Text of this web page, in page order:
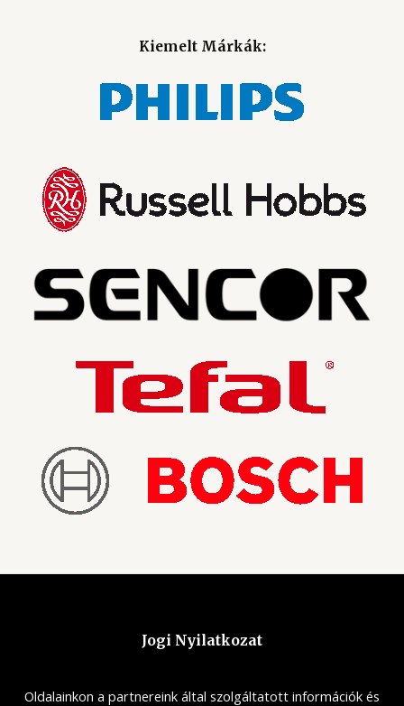
Kiemelt Márkák:
Jogi Nyilatkozat
Oldalainkon a partnereink által szolgáltatott információk és